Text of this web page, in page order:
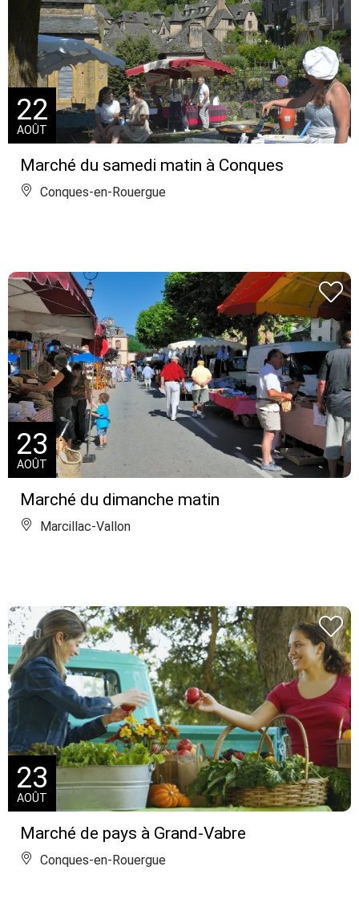
Marché du samedi matin à Conques
22
AOÛT
Conques-en-Rouergue
Marché du dimanche matin
23
AOÛT
Marcillac-Vallon
Marché de pays à Grand-Vabre
23
AOÛT
Conques-en-Rouergue